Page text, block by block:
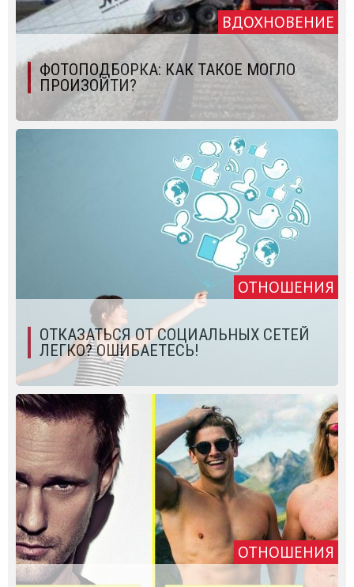
ВДОХНОВЕНИЕ
ФОТОПОДБОРКА: КАК ТАКОЕ МОГЛО
ПРОИЗОЙТИ?
ОТНОШЕНИЯ
ОТКАЗАТЬСЯ ОТ СОЦИАЛЬНЫХ СЕТЕЙ
ЛЕГКО? ОШИБАЕТЕСЬ!
ОТНОШЕНИЯ